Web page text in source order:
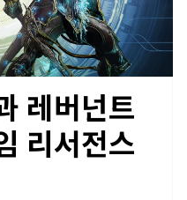
레버넌트
리서전스